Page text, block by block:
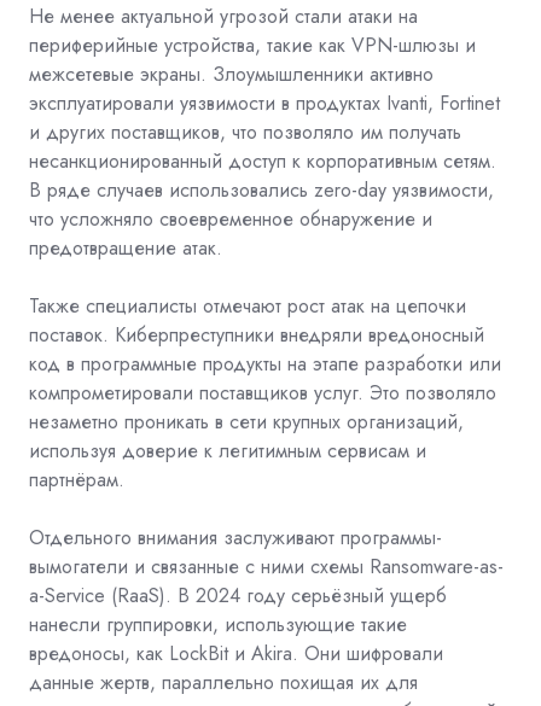
Не менее актуальной угрозой стали атаки на
периферийные устройства, такие как VPN-шлюзы и
межсетевые экраны. Злоумышленники активно
эксплуатировали уязвимости в продуктах Ivanti, Fortinet
и других поставщиков, что позволяло им получать
несанкционированный доступ к корпоративным сетям.
В ряде случаев использовались zero-day уязвимости,
что усложняло своевременное обнаружение и
предотвращение атак.
Также специалисты отмечают рост атак на цепочки
поставок. Киберпреступники внедряли вредоносный
код в программные продукты на этапе разработки или
компрометировали поставщиков услуг. Это позволяло
незаметно проникать в сети крупных организаций,
используя доверие к легитимным сервисам и
партнёрам.
Отдельного внимания заслуживают программы-
вымогатели и связанные с ними схемы Ransomware-as-
a-Service (RaaS). В 2024 году серьёзный ущерб
нанесли группировки, использующие такие
вредоносы, как LockBit и Akira. Они шифровали
данные жертв, параллельно похищая их для